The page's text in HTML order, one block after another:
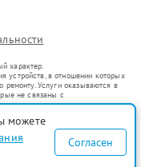
характер.
устройств, в отношении которых
Услуги оказываются в
не связаны с
представителями.
оборот в соответствии
услуг или введения
о предоставляемых услугах по
офертой, определяемой
можете
Согласен